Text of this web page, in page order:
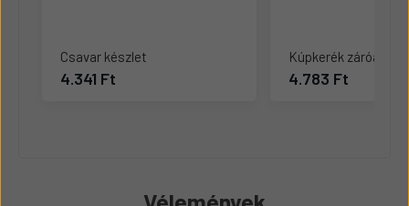
Csavar készlet
4.341 Ft
Kúpkerék záróanya
4.783 Ft